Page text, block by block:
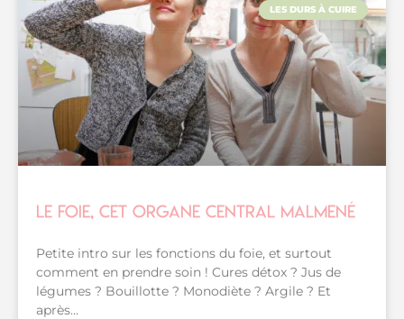
LES DURS À CUIRE
Le foie, cet organe central malmené
Petite intro sur les fonctions du foie, et surtout
comment en prendre soin ! Cures détox ? Jus de
légumes ? Bouillotte ? Monodiète ? Argile ? Et
après…